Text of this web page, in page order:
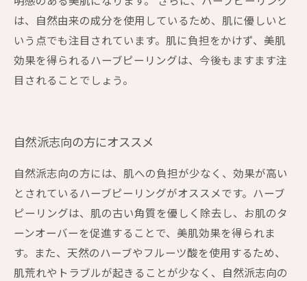
は、自然由来の成分を使用しているため、肌に優しいと
いう点でも注目されています。肌に負担をかけず、美肌
効果を得られるハーブピーリングは、今後もますます注
目されることでしょう。
自然派志向の方にオススメ
自然派志向の方には、肌への負担が少なく、効果が高い
とされているハーブピーリングがオススメです。ハーブ
ピーリングは、肌の古い角質を優しく除去し、お肌のタ
ーンオーバーを促進することで、美肌効果を得られま
す。また、天然のハーブやフルーツ酸を使用するため、
肌荒れやトラブルが起きることが少なく、自然派志向の